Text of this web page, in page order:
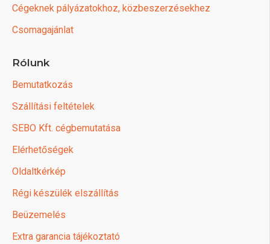
Cégeknek pályázatokhoz, közbeszerzésekhez
Csomagajánlat
Rólunk
Bemutatkozás
Szállítási feltételek
SEBO Kft. cégbemutatása
Elérhetőségek
Oldaltkérkép
Régi készülék elszállítás
Beüzemelés
Extra garancia tájékoztató